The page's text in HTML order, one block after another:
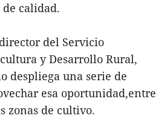
calidad.
del Servicio
y Desarrollo Rural,
despliega una serie de
esa oportunidad,entre
zonas de cultivo.